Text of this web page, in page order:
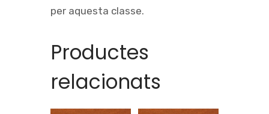
per aquesta classe.
Productes
relacionats